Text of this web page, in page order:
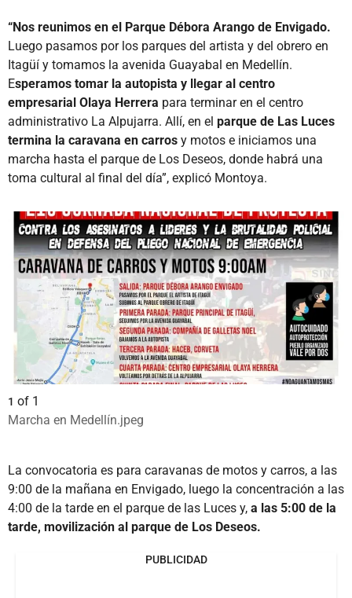
“Nos reunimos en el Parque Débora Arango de Envigado.
Luego pasamos por los parques del artista y del obrero en
Itagüí y tomamos la avenida Guayabal en Medellín.
Esperamos tomar la autopista y llegar al centro
empresarial Olaya Herrera para terminar en el centro
administrativo La Alpujarra. Allí, en el parque de Las Luces
termina la caravana en carros y motos e iniciamos una
marcha hasta el parque de Los Deseos, donde habrá una
toma cultural al final del día”, explicó Montoya.
1 of 1
Marcha en Medellín.jpeg
La convocatoria es para caravanas de motos y carros, a las
9:00 de la mañana en Envigado, luego la concentración a las
4:00 de la tarde en el parque de las Luces y, a las 5:00 de la
tarde, movilización al parque de Los Deseos.
PUBLICIDAD